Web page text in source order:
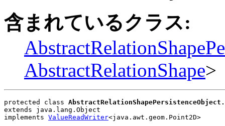
含まれているクラス:
AbstractRelationShape>
protected class
extends java.lang.Object
implements ValueReadWriter<java.awt.geom.Point2D>